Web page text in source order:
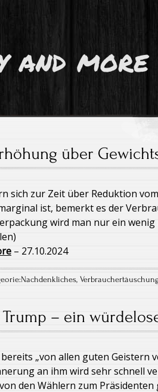
and more
über
sich zur Zeit über Reduktion
ist, bemerkt es der
wird man nur ein
– 27.10.2024
Nachdenkliches,
– ein
„von allen guten Geistern
an ihm wird sehr schnell
von den Wählern zum Präsidenten